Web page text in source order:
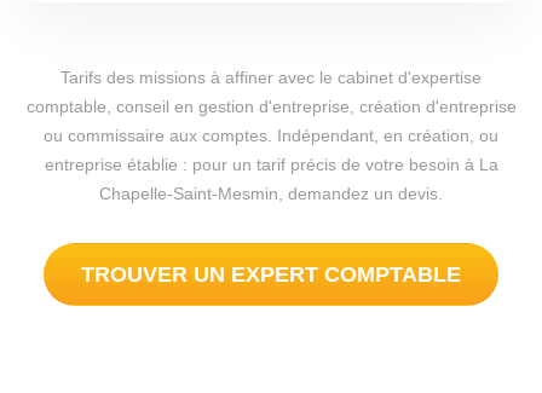
Tarifs des missions à affiner avec le cabinet d'expertise
comptable, conseil en gestion d'entreprise, création d'entreprise
ou commissaire aux comptes. Indépendant, en création, ou
entreprise établie : pour un tarif précis de votre besoin à La
Chapelle-Saint-Mesmin, demandez un devis.
TROUVER UN EXPERT COMPTABLE